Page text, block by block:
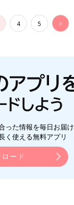
4 5 >
った情報を毎日お届け
く使える無料アプリ
ード